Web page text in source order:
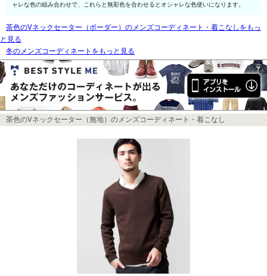
ャレな色の組み合わせで、これらと無彩色を合わせるとオシャレな色使いになります。
茶色のVネックセーター（ボーダー）のメンズコーディネート・着こなしをもっ
と見る
冬のメンズコーディネートをもっと見る
茶色のVネックセーター（無地）のメンズコーディネート・着こなし